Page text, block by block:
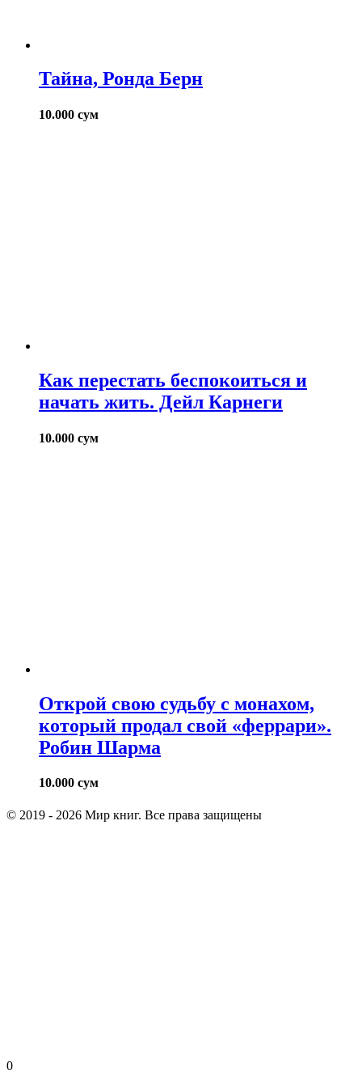
Тайна, Ронда Берн
10.000 сум
Как перестать беспокоиться и
начать жить. Дейл Карнеги
10.000 сум
Открой свою судьбу с монахом,
который продал свой «феррари».
Робин Шарма
10.000 сум
© 2019 - 2026 Мир книг. Все права защищены
0